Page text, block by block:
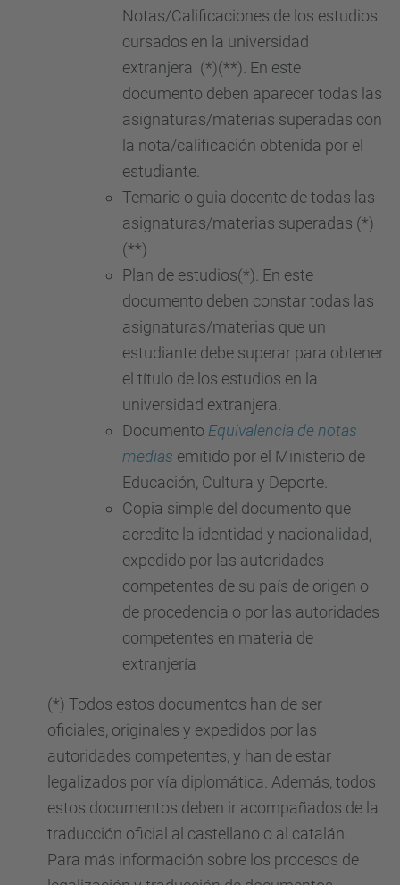
Notas/Calificaciones de los estudios
cursados en la universidad
extranjera (*)(**). En este
documento deben aparecer todas las
asignaturas/materias superadas con
la nota/calificación obtenida por el
estudiante.
Temario o guia docente de todas las
asignaturas/materias superadas (*)
(**)
Plan de estudios(*). En este
documento deben constar todas las
asignaturas/materias que un
estudiante debe superar para obtener
el título de los estudios en la
universidad extranjera.
Documento Equivalencia de notas
medias emitido por el Ministerio de
Educación, Cultura y Deporte.
Copia simple del documento que
acredite la identidad y nacionalidad,
expedido por las autoridades
competentes de su país de origen o
de procedencia o por las autoridades
competentes en materia de
extranjería
(*) Todos estos documentos han de ser
oficiales, originales y expedidos por las
autoridades competentes, y han de estar
legalizados por vía diplomática. Además, todos
estos documentos deben ir acompañados de la
traducción oficial al castellano o al catalán.
Para más información sobre los procesos de